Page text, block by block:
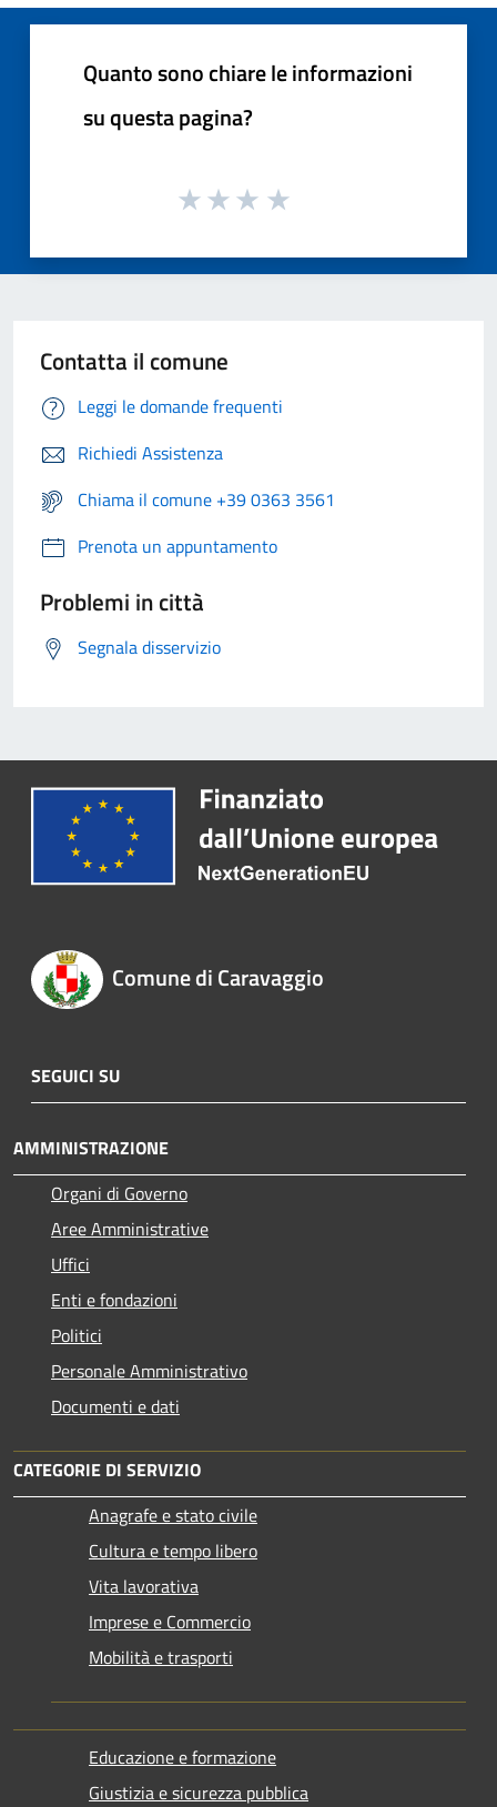
Quanto sono chiare le informazioni
su questa pagina?
Contatta il comune
Leggi le domande frequenti
Richiedi Assistenza
Chiama il comune +39 0363 3561
Prenota un appuntamento
Problemi in città
Segnala disservizio
Comune di Caravaggio
SEGUICI SU
AMMINISTRAZIONE
Organi di Governo
Aree Amministrative
Uffici
Enti e fondazioni
Politici
Personale Amministrativo
Documenti e dati
CATEGORIE DI SERVIZIO
Anagrafe e stato civile
Cultura e tempo libero
Vita lavorativa
Imprese e Commercio
Mobilità e trasporti
Educazione e formazione
Giustizia e sicurezza pubblica